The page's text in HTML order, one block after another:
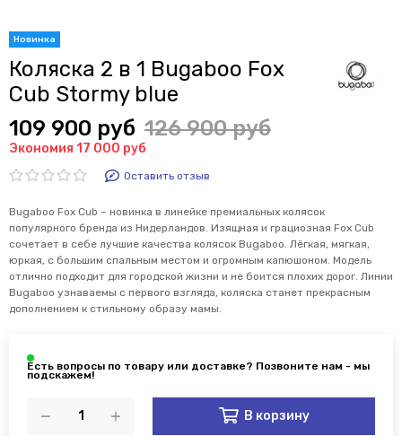
Коляска 2 в 1 Bugaboo Fox
Cub Stormy blue
109 900 руб 126 900 руб
Экономия 17 000 руб
Оставить отзыв
Bugaboo Fox Cub – новинка в линейке премиальных колясок
популярного бренда из Нидерландов. Изящная и грациозная Fox Cub
сочетает в себе лучшие качества колясок Bugaboo. Лёгкая, мягкая,
юркая, с большим спальным местом и огромным капюшоном. Модель
отлично подходит для городской жизни и не боится плохих дорог. Линии
Bugaboo узнаваемы с первого взгляда, коляска станет прекрасным
дополнением к стильному образу мамы.
В корзину